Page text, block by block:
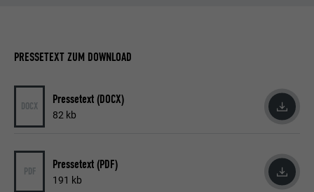
PRESSETEXT ZUM DOWNLOAD
DOCX Pressetext (DOCX)
82 kb
PDF Pressetext (PDF)
191 kb